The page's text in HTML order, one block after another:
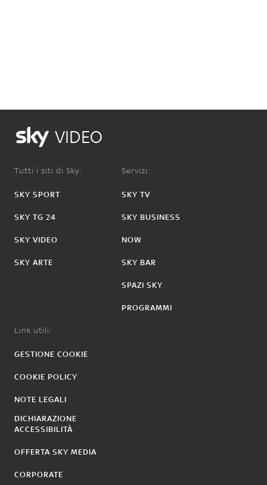
VIDEO
Tutti i siti di Sky:
SKY SPORT
SKY TG 24
SKY VIDEO
SKY ARTE
Servizi:
SKY TV
SKY BUSINESS
NOW
SKY BAR
SPAZI SKY
PROGRAMMI
Link utili:
GESTIONE COOKIE
COOKIE POLICY
NOTE LEGALI
DICHIARAZIONE
ACCESSIBILITÀ
OFFERTA SKY MEDIA
CORPORATE